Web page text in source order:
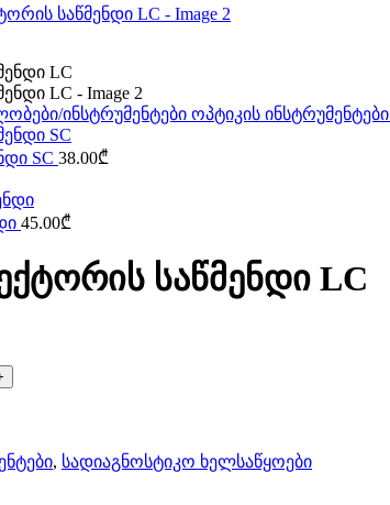
ინსტრუმენტები ოპტიკის ინსტრუმენტები
SC 38.00₾
45.00₾
საწმენდი LC
, სადიაგნოსტიკო ხელსაწყოები